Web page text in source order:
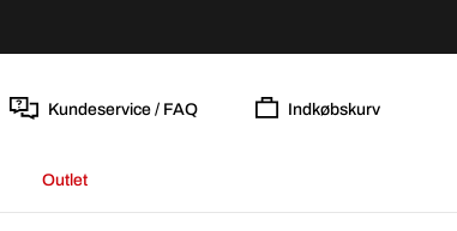
Kundeservice / FAQ Indkøbskurv
Outlet